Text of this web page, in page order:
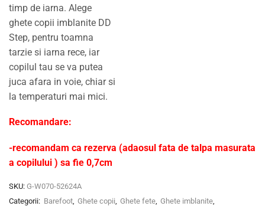
timp de iarna. Alege
ghete copii imblanite DD
Step, pentru toamna
tarzie si iarna rece, iar
copilul tau se va putea
juca afara in voie, chiar si
la temperaturi mai mici.
Recomandare:
-recomandam ca rezerva (adaosul fata de talpa masurata
a copilului ) sa fie 0,7cm
SKU: G-W070-52624A
Categorii: Barefoot Ghete copii Ghete fete Ghete imblanite